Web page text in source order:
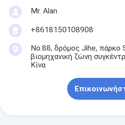
Mr. Alan
+8618150108908
No.88, δρόμος Jihe, πάρκο
βιομηχανική ζώνη
Κίνα